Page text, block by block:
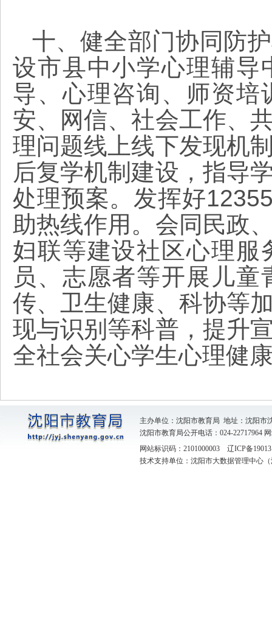
十、健全部门协同防
设市县中小学心理辅导
导、心理咨询、师资培
安、网信、社会工作、
理问题线上线下发现机
后复学机制建设，指导
处理预案。发挥好
助热线作用。会同民政
妇联等建设社区心理服
员、志愿者等开展儿
传、卫生健康、科协等
现与识别等科普，提升
全社会关心学生心理健
主办单位：沈阳市教育局 地址：沈阳
沈阳市教育局公开电话：024-22717964
网站标识码：2101000003 辽ICP备
技术支持单位：沈阳市大数据管理中心